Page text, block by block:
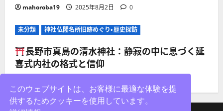
mahoroba19 2025年8月2日 0
未分類 神社仏閣名所旧跡めぐり・歴史探訪
長野市真島の清水神社：静寂の中に息づく延
喜式内社の格式と信仰
このウェブサイトは、お客様に最適な体験を提
供するためクッキーを使用しています。